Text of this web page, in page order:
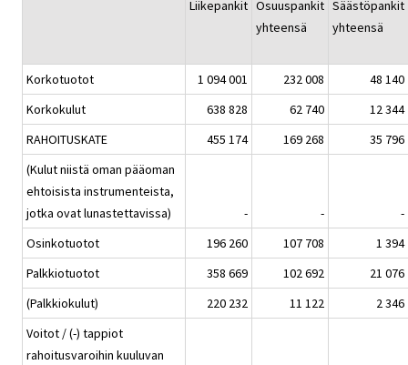
Liikepankit Osuuspankit
yhteensä
Säästöpankit
yhteensä
Korkotuotot 1 094 001 232 008
48 140
Korkokulut
638 828 62 740
12 344
RAHOITUSKATE
455 174 169 268
35 796
(Kulut niistä oman pääoman
ehtoisista instrumenteista,
jotka ovat lunastettavissa)
- -
-
Osinkotuotot
196 260 107 708
1 394
Palkkiotuotot
358 669 102 692
21 076
(Palkkiokulut)
220 232 11 122
2 346
Voitot / (-) tappiot
rahoitusvaroihin kuuluvan